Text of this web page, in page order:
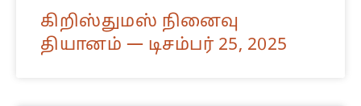
கிறிஸ்துமஸ் நினைவு
தியானம் — டிசம்பர் 25, 2025